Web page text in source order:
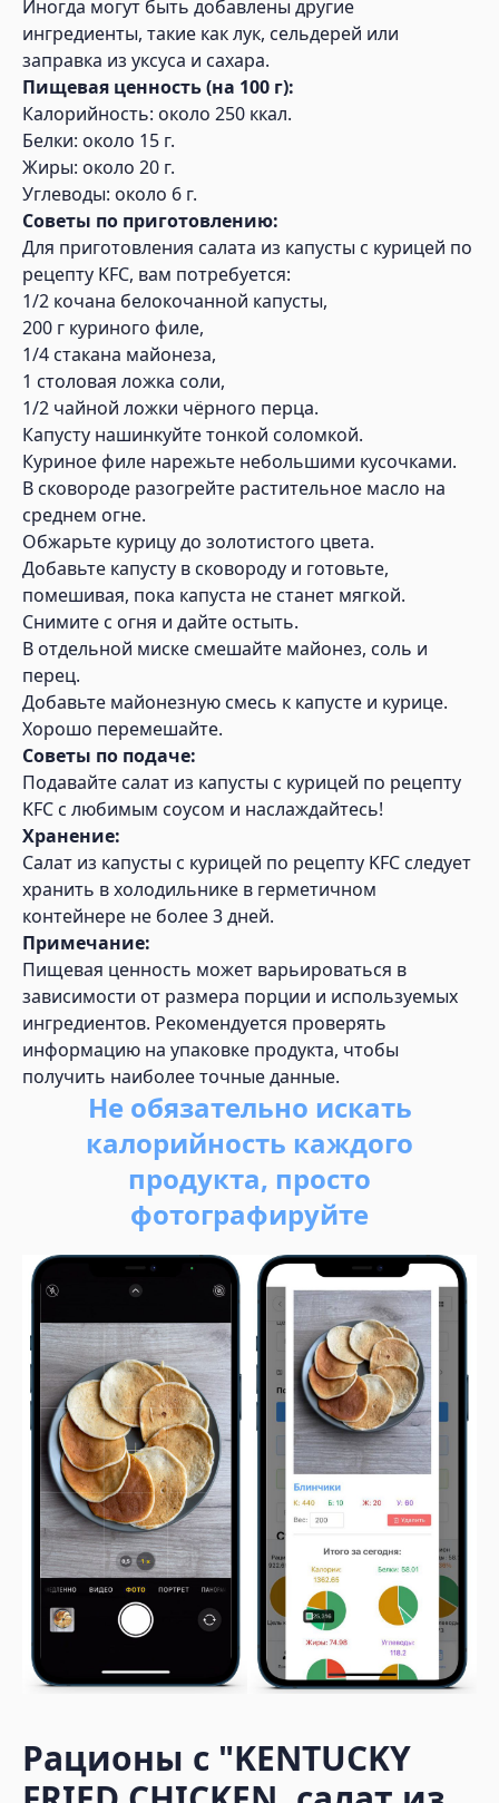
Иногда могут быть добавлены другие
ингредиенты, такие как лук, сельдерей или
заправка из уксуса и сахара.
Пищевая ценность (на 100 г):
Калорийность: около 250 ккал.
Белки: около 15 г.
Жиры: около 20 г.
Углеводы: около 6 г.
Советы по приготовлению:
Для приготовления салата из капусты с курицей по
рецепту KFC, вам потребуется:
1/2 кочана белокочанной капусты,
200 г куриного филе,
1/4 стакана майонеза,
1 столовая ложка соли,
1/2 чайной ложки чёрного перца.
Капусту нашинкуйте тонкой соломкой.
Куриное филе нарежьте небольшими кусочками.
В сковороде разогрейте растительное масло на
среднем огне.
Обжарьте курицу до золотистого цвета.
Добавьте капусту в сковороду и готовьте,
помешивая, пока капуста не станет мягкой.
Снимите с огня и дайте остыть.
В отдельной миске смешайте майонез, соль и
перец.
Добавьте майонезную смесь к капусте и курице.
Хорошо перемешайте.
Советы по подаче:
Подавайте салат из капусты с курицей по рецепту
KFC с любимым соусом и наслаждайтесь!
Хранение:
Салат из капусты с курицей по рецепту KFC следует
хранить в холодильнике в герметичном
контейнере не более 3 дней.
Примечание:
Пищевая ценность может варьироваться в
зависимости от размера порции и используемых
ингредиентов. Рекомендуется проверять
информацию на упаковке продукта, чтобы
получить наиболее точные данные.
Не обязательно искать
калорийность каждого
продукта, просто
фотографируйте
Рационы с "KENTUCKY